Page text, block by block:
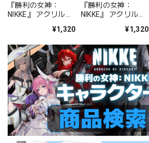
『勝利の女神：
NIKKE』 アクリルス
¥1,320
『勝利の女神：
NIKKE』 アクリルス
ォーチュンメイト
¥1,320